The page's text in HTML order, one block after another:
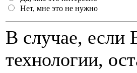
Нет, мне это не нужно
В случае, если
технологии,